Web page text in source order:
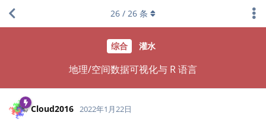
综合 灌水
地理/空间数据可视化与 R 语言
26 / 26 条
Cloud2016 2022年1月22日